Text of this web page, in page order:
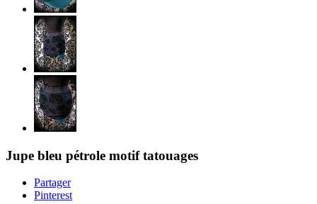
Jupe bleu pétrole motif tatouages
Partager
Pinterest